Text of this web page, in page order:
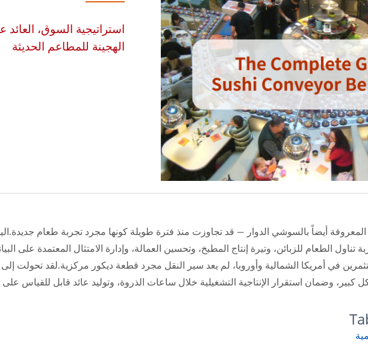
استراتيجية السوق، العائد
الهجينة للمطاعم الحديثة
المعروفة أيضاً بالسوشي الدوار — قد تجاوزت منذ فترة طويلة كونها مجرد تجربة طعام
الطعام للزبائن، وتيرة إنتاج المطبخ، وتحسين العمالة، وإدارة الامتثال المعتمدة على
في أمريكا الشمالية وأوروبا، لم يعد سير النقل مجرد قطعة ديكور مركزية.لقد تحولت